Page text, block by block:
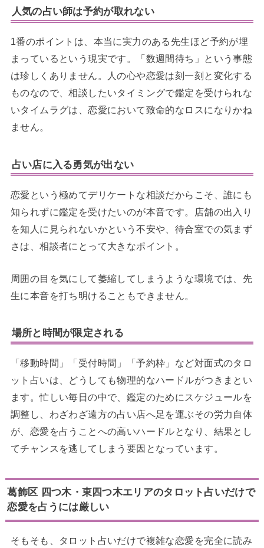
人気の占い師は予約が取れない
1番のポイントは、本当に実力のある先生ほど予約が埋
まっているという現実です。「数週間待ち」という事態
は珍しくありません。人の心や恋愛は刻一刻と変化する
ものなので、相談したいタイミングで鑑定を受けられな
いタイムラグは、恋愛において致命的なロスになりかね
ません。
占い店に入る勇気が出ない
恋愛という極めてデリケートな相談だからこそ、誰にも
知られずに鑑定を受けたいのが本音です。店舗の出入り
を知人に見られないかという不安や、待合室での気まず
さは、相談者にとって大きなポイント。
周囲の目を気にして萎縮してしまうような環境では、先
生に本音を打ち明けることもできません。
場所と時間が限定される
「移動時間」「受付時間」「予約枠」など対面式のタロ
ット占いは、どうしても物理的なハードルがつきまとい
ます。忙しい毎日の中で、鑑定のためにスケジュールを
調整し、わざわざ遠方の占い店へ足を運ぶその労力自体
が、恋愛を占うことへの高いハードルとなり、結果とし
てチャンスを逃してしまう要因となっています。
葛飾区 四つ木・東四つ木エリアのタロット占いだけで
恋愛を占うには厳しい
そもそも、タロット占いだけで複雑な恋愛を完全に読み